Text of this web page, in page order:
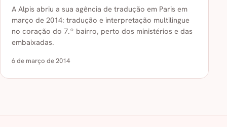
A Alpis abriu a sua agência de tradução em Paris em
março de 2014: tradução e interpretação multilingue
no coração do 7.º bairro, perto dos ministérios e das
embaixadas.
6 de março de 2014